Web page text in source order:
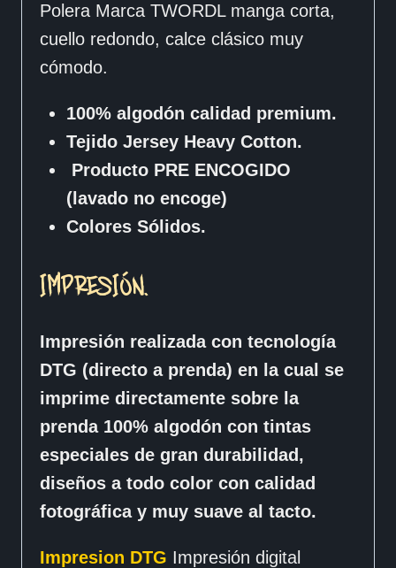
Polera Marca TWORDL manga corta,
cuello redondo, calce clásico muy
cómodo.
100% algodón calidad premium.
Tejido Jersey Heavy Cotton.
Producto PRE ENCOGIDO
(lavado no encoge)
Colores Sólidos.
IMPRESIÓN.
Impresión realizada con tecnología
DTG (directo a prenda) en la cual se
imprime directamente sobre la
prenda 100% algodón con tintas
especiales de gran durabilidad,
diseños a todo color con calidad
fotográfica y muy suave al tacto.
Impresion DTG Impresión digital